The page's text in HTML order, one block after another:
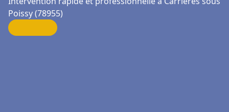
Poissy (78955)